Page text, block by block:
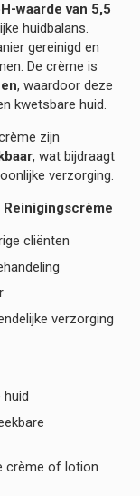
waarde van 5,5
huidbalans.
gereinigd en
De crème is
, waardoor deze
kwetsbare huid.
zijn
, wat bijdraagt
verzorging.
Reinigingscrème
cliënten
verzorging
huid
crème of lotion